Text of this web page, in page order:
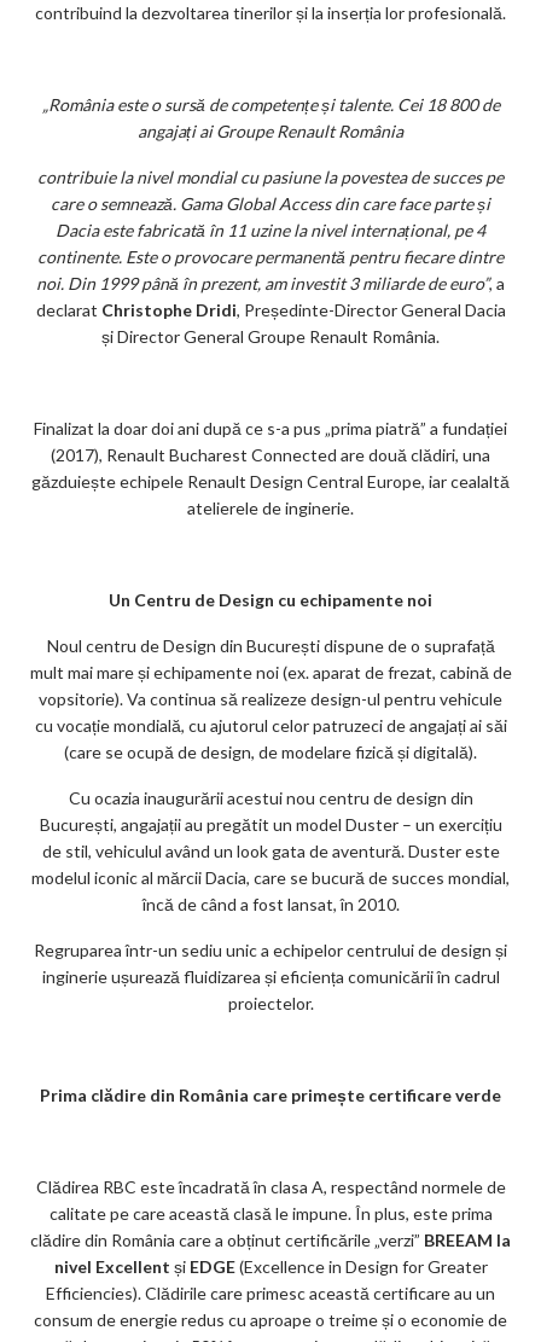
contribuind la dezvoltarea tinerilor și la inserția lor profesională.
„România este o sursă de competențe și talente. Cei 18 800 de
angajați ai Groupe Renault România
contribuie la nivel mondial cu pasiune la povestea de succes pe
care o semnează. Gama Global Access din care face parte și
Dacia este fabricată în 11 uzine la nivel internațional, pe 4
continente. Este o provocare permanentă pentru fiecare dintre
noi. Din 1999 până în prezent, am investit 3 miliarde de euro”, a
declarat Christophe Dridi, Președinte-Director General Dacia
și Director General Groupe Renault România.
Finalizat la doar doi ani după ce s-a pus „prima piatră” a fundației
(2017), Renault Bucharest Connected are două clădiri, una
găzduiește echipele Renault Design Central Europe, iar cealaltă
atelierele de inginerie.
Un Centru de Design cu echipamente noi
Noul centru de Design din București dispune de o suprafață
mult mai mare și echipamente noi (ex. aparat de frezat, cabină de
vopsitorie). Va continua să realizeze design-ul pentru vehicule
cu vocație mondială, cu ajutorul celor patruzeci de angajați ai săi
(care se ocupă de design, de modelare fizică și digitală).
Cu ocazia inaugurării acestui nou centru de design din
București, angajații au pregătit un model Duster – un exercițiu
de stil, vehiculul având un look gata de aventură. Duster este
modelul iconic al mărcii Dacia, care se bucură de succes mondial,
încă de când a fost lansat, în 2010.
Regruparea într-un sediu unic a echipelor centrului de design și
inginerie ușurează fluidizarea și eficiența comunicării în cadrul
proiectelor.
Prima clădire din România care primește certificare verde
Clădirea RBC este încadrată în clasa A, respectând normele de
calitate pe care această clasă le impune. În plus, este prima
clădire din România care a obținut certificările „verzi” BREEAM la
nivel Excellent și EDGE(Excellence in Design for Greater
Efficiencies). Clădirile care primesc această certificare au un
consum de energie redus cu aproape o treime și o economie de